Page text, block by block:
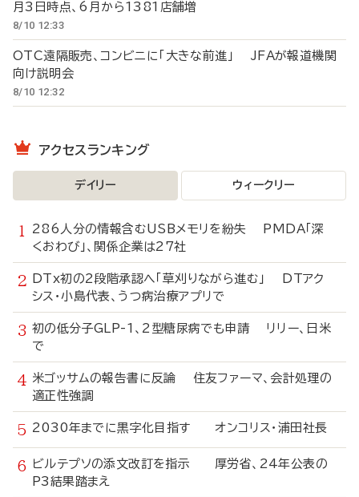
月3日時点、6月から1381店舗増
8/10 12:33
OTC遠隔販売、コンビニに「大きな前進」 JFAが報道機関
向け説明会
8/10 12:32
アクセスランキング
デイリー ウィークリー
286人分の情報含むUSBメモリを紛失 PMDA「深
くおわび」、関係企業は27社
DTx初の2段階承認へ「草刈りながら進む」 DTアク
シス・小島代表、うつ病治療アプリで
初の低分子GLP-1、2型糖尿病でも申請 リリー、日米
で
米ゴッサムの報告書に反論 住友ファーマ、会計処理の
適正性強調
2030年までに黒字化目指す オンコリス・浦田社長
ビルテプソの添文改訂を指示 厚労省、24年公表の
P3結果踏まえ